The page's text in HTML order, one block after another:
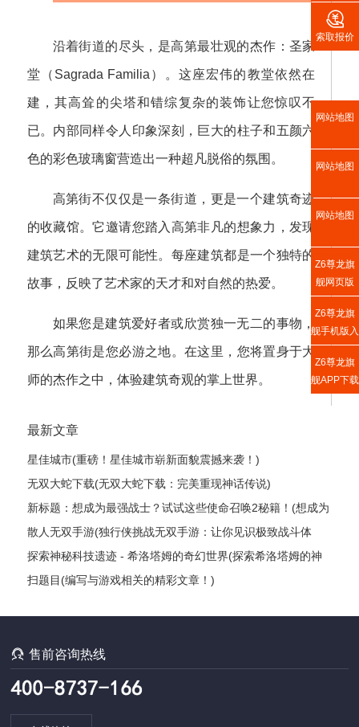
沿着街道的尽头，是高第最壮观的杰作：圣家
堂（Sagrada Familia）。这座宏伟的教堂依然在
建，其高耸的尖塔和错综复杂的装饰让您惊叹不
已。内部同样令人印象深刻，巨大的柱子和五颜六
色的彩色玻璃窗营造出一种超凡脱俗的氛围。
高第街不仅仅是一条街道，更是一个建筑奇迹
的收藏馆。它邀请您踏入高第非凡的想象力，发现
建筑艺术的无限可能性。每座建筑都是一个独特的
故事，反映了艺术家的天才和对自然的热爱。
如果您是建筑爱好者或欣赏独一无二的事物，
那么高第街是您必游之地。在这里，您将置身于大
师的杰作之中，体验建筑奇观的掌上世界。
最新文章
星佳城市(重磅！星佳城市崭新面貌震撼来袭！)
无双大蛇下载(无双大蛇下载：完美重现神话传说)
新标题：想成为最强战士？试试这些使命召唤2秘籍！(想成为
最强战士？这些使命召唤2秘籍绝对让你雄霸战场！)
散人无双手游(独行侠挑战无双手游：让你见识极致战斗体
验！)
探索神秘科技遗迹 - 希洛塔姆的奇幻世界(探索希洛塔姆的神
秘科技遗迹：一场奇幻之旅)
扫题目(编写与游戏相关的精彩文章！)
售前咨询热线

索取报价
网站地图
网站地图
网站地图
Z6尊龙旗
舰网页版
Z6尊龙旗
舰手机版入
口
Z6尊龙旗
舰APP下载